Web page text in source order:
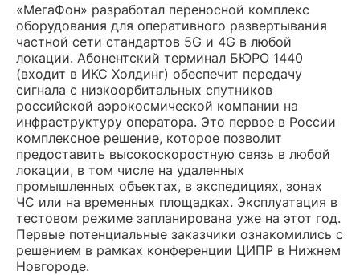
«МегаФон» разработал переносной комплекс
оборудования для оперативного развертывания
частной сети стандартов 5G и 4G в любой
локации. Абонентский терминал БЮРО 1440
(входит в ИКС Холдинг) обеспечит передачу
сигнала с низкоорбитальных спутников
российской аэрокосмической компании на
инфраструктуру оператора. Это первое в России
комплексное решение, которое позволит
предоставить высокоскоростную связь в любой
локации, в том числе на удаленных
промышленных объектах, в экспедициях, зонах
ЧС или на временных площадках. Эксплуатация в
тестовом режиме запланирована уже на этот год.
Первые потенциальные заказчики ознакомились с
решением в рамках конференции ЦИПР в Нижнем
Новгороде.